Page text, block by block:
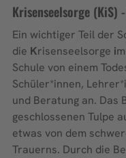
Krisenseelsorge (KiS)
Ein wichtiger Teil der
die Krisenseelsorge im
Schule von einem
Schüler*innen,
und Beratung an. Das
geschlossenen Tulpe
etwas von dem
Trauerns. Durch die